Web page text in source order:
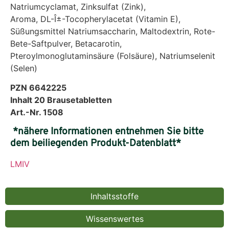
Inhaltsstoffe
Wissenswertes
Natriumcyclamat, Zinksulfat (Zink),
Aroma, DL-Î±-Tocopherylacetat (Vitamin E),
Süßungsmittel Natriumsaccharin, Maltodextrin, Rote-
Bete-Saftpulver, Betacarotin,
Pteroylmonoglutaminsäure (Folsäure), Natriumselenit
(Selen)
PZN 6642225
Inhalt 20 Brausetabletten
Art.-Nr. 1508
*nähere Informationen entnehmen Sie bitte
dem beiliegenden Produkt-Datenblatt*
LMIV